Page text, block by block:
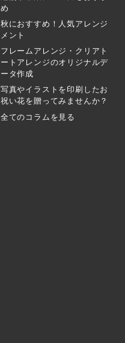
め
秋におすすめ！人気アレンジ
メント
フレームアレンジ・クリアト
ートアレンジのオリジナルデ
ータ作成
写真やイラストを印刷したお
祝い花を贈ってみませんか？
全てのコラムを見る